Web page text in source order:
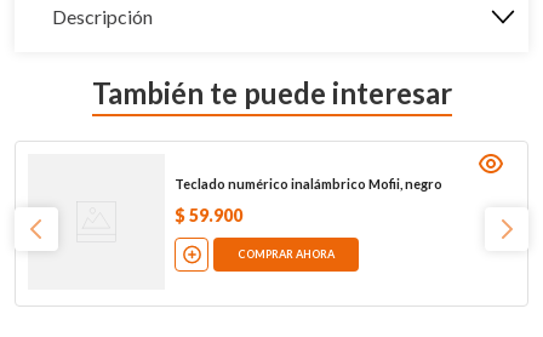
Descripción
También te puede interesar
Teclado numérico inalámbrico Mofii, negro
$ 59.900
COMPRAR AHORA